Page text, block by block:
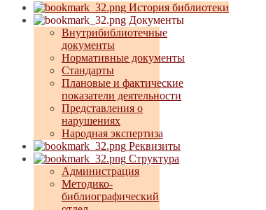
История библиотеки
Документы
Внутрибиблиотечные
документы
Нормативные документы
Стандарты
Плановые и фактические
показатели деятельности
Представления о
нарушениях
Народная экспертиза
Реквизиты
Структура
Администрация
Методико-
библиографический